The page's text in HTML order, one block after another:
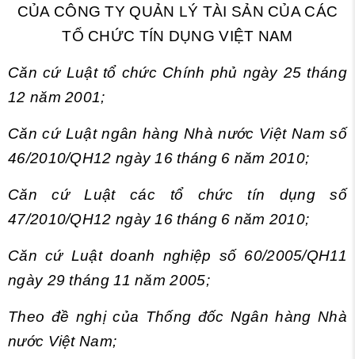
CỦA CÔNG TY QUẢN LÝ TÀI SẢN CỦA CÁC
TỔ CHỨC TÍN DỤNG VIỆT NAM
Căn cứ Luật tổ chức Chính phủ ngày 25 tháng
12 năm 2001;
Căn cứ Luật ngân hàng Nhà nước Việt Nam số
46/2010/QH12 ngày 16 tháng 6 năm 2010;
Căn cứ Luật các tổ chức tín dụng số
47/2010/QH12 ngày 16 tháng 6 năm 2010;
Căn cứ Luật doanh nghiệp số 60/2005/QH11
ngày 29 tháng 11 năm 2005;
Theo đề nghị của Thống đốc Ngân hàng Nhà
nước Việt Nam;